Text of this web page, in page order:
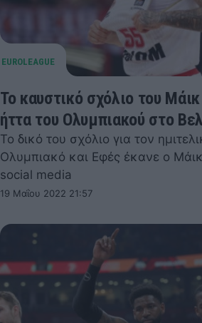
Το καυστικό σχόλιο του
ήττα του Ολυμπιακού στο
Το δικό του σχόλιο για τον
Ολυμπιακό και Εφές έκανε ο
social media
19 Μαΐου 2022 21:57